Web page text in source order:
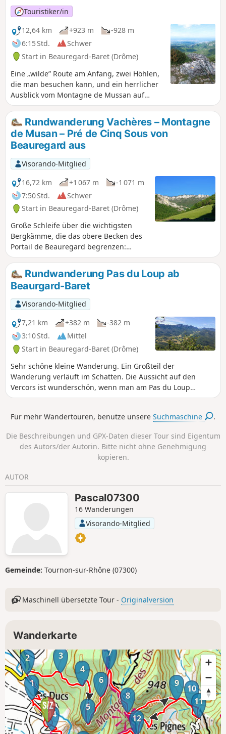
Touristiker/in
12,64 km
+923 m
-928 m
6:15 Std.
Schwer
Start in Beauregard-Baret (Drôme)
Eine „wilde” Route am Anfang, zwei Höhlen,
die man besuchen kann, und ein herrlicher
Ausblick vom Montagne de Mussan auf
einen großen Teil des Vercors machen diese
Wanderung zu einem lohnenden Ausflug.
Rundwanderung Vachères – Montagne
de Musan – Pré de Cinq Sous von
Beauregard aus
Visorando-Mitglied
16,72 km
+1 067 m
-1 071 m
7:50 Std.
Schwer
Start in Beauregard-Baret (Drôme)
Große Schleife über die wichtigsten
Bergkämme, die das obere Becken des
Portail de Beauregard begrenzen:
Aufstieg über die wilden Vachères
(abseits des Weges), Überquerung der
Pässe Col de Sonnaize, Pas du Loup und
Col des Tourniers, steiler Aufstieg zum
Pas de la Pierre, um den langen und
schönen Grat der Montagne de Musan
bis zum Pas Pourceau zu überqueren,
Abstieg über die „Pré de Cinq-Sous”,
den Cols des Cordeliers und des
Marchands, schließlich durch die
Schlucht Ravin de Combins bis zum
Passage du Tour und Rückkehr ins Dorf
über das Portail.
Rundwanderung Pas du Loup ab
Beaurgard-Baret
Visorando-Mitglied
7,21 km
+382 m
-382 m
3:10 Std.
Mittel
Start in Beauregard-Baret (Drôme)
Sehr schöne kleine Wanderung. Ein Großteil der
Wanderung verläuft im Schatten. Die Aussicht auf den
Vercors ist wunderschön, wenn man am Pas du Loup
ankommt.
Für mehr Wandertouren, benutze unsereSuchmaschine .
Die Beschreibungen und GPX-Daten dieser Tour sind Eigentum
des Autors/der Autorin. Bitte nicht ohne Genehmigung
kopieren.
AUTOR
Pascal07300
16 Wanderungen
Visorando-Mitglied
Gemeinde: Tournon-sur-Rhône (07300)
Maschinell übersetzte Tour - Originalversion
Wanderkarte
1
2
3
4
5
6
7
8
9
10
11
12
14